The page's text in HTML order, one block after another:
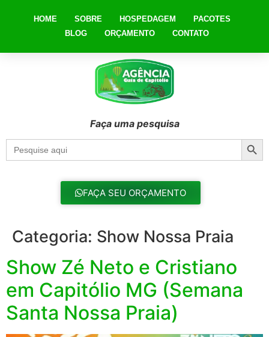
HOME SOBRE HOSPEDAGEM
PACOTES
BLOG
ORÇAMENTO CONTATO
Faça uma pesquisa
Search
for:
FAÇA SEU ORÇAMENTO
Categoria: Show Nossa Praia
Show Zé Neto e Cristiano
em Capitólio MG (Semana
Santa Nossa Praia)